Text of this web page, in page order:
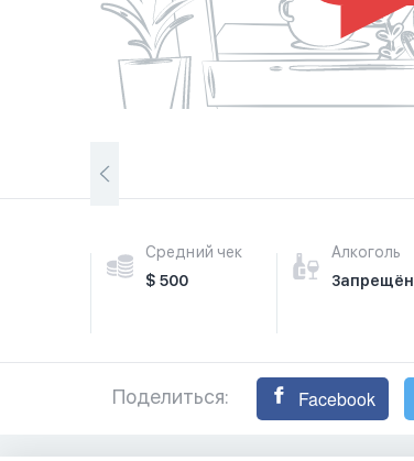
Средний чек
$ 500
Алкоголь
Запрещён
Поделиться: Facebook